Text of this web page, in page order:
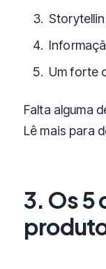
Um forte
Falta alguma
Lê mais para
3. Os 5